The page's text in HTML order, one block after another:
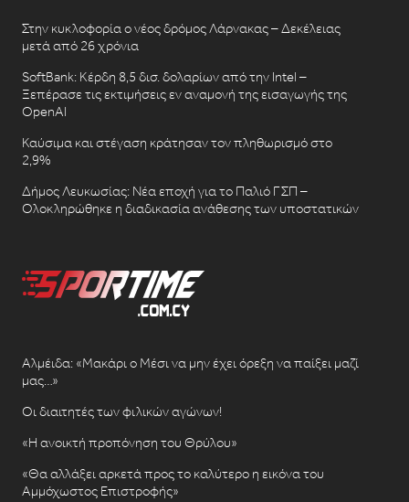
Στην κυκλοφορία ο νέος δρόμος Λάρνακας – Δεκέλειας
μετά από 26 χρόνια
SoftBank: Κέρδη 8,5 δισ. δολαρίων από την Intel –
Ξεπέρασε τις εκτιμήσεις εν αναμονή της εισαγωγής της
OpenAI
Καύσιμα και στέγαση κράτησαν τον πληθωρισμό στο
2,9%
Δήμος Λευκωσίας: Νέα εποχή για το Παλιό ΓΣΠ –
Ολοκληρώθηκε η διαδικασία ανάθεσης των υποστατικών
Αλμέιδα: «Μακάρι ο Μέσι να μην έχει όρεξη να παίξει μαζί
μας…»
Οι διαιτητές των φιλικών αγώνων!
«Η ανοικτή προπόνηση του Θρύλου»
«Θα αλλάξει αρκετά προς το καλύτερο η εικόνα του
Αμμόχωστος Επιστροφής»